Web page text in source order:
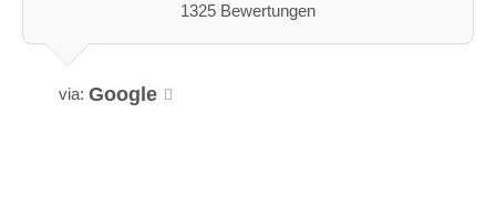
1325 Bewertungen
via: Google